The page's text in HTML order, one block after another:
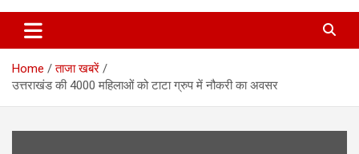
Home
ताजा खबरें
उत्तराखंड की 4000 महिलाओं को टाटा ग्रुप में नौकरी का अवसर